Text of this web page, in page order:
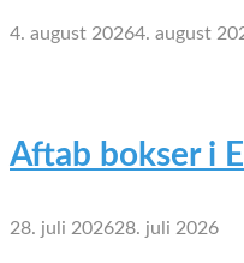
4. august 20264. august
Aftab bokser i
28. juli 202628. juli 2026